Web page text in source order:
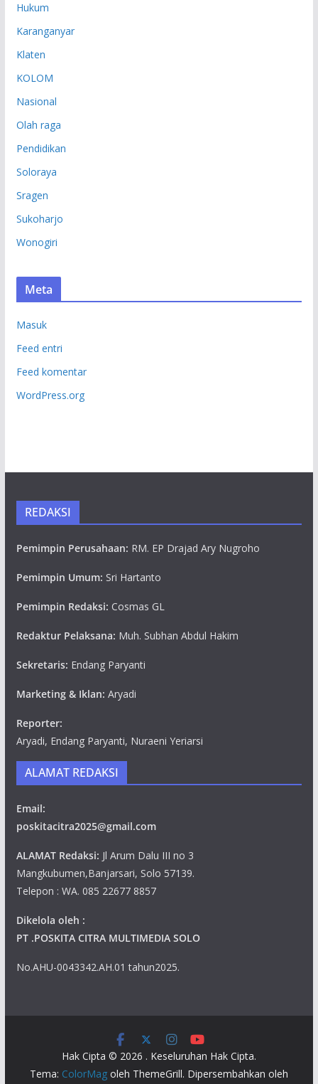
Hukum
Karanganyar
Klaten
KOLOM
Nasional
Olah raga
Pendidikan
Soloraya
Sragen
Sukoharjo
Wonogiri
Meta
Masuk
Feed entri
Feed komentar
WordPress.org
REDAKSI
Pemimpin Perusahaan: RM. EP Drajad Ary Nugroho
Pemimpin Umum: Sri Hartanto
Pemimpin Redaksi: Cosmas GL
Redaktur Pelaksana: Muh. Subhan Abdul Hakim
Sekretaris: Endang Paryanti
Marketing & Iklan: Aryadi
Reporter:
Aryadi, Endang Paryanti, Nuraeni Yeriarsi
ALAMAT REDAKSI
Email:
poskitacitra2025@gmail.com
ALAMAT Redaksi: Jl Arum Dalu III no 3
Mangkubumen,Banjarsari, Solo 57139.
Telepon : WA. 085 22677 8857
Dikelola oleh :
PT .POSKITA CITRA MULTIMEDIA SOLO
No.AHU-0043342.AH.01 tahun2025.
Hak Cipta © 2026 . Keseluruhan Hak Cipta.
Tema: ColorMagoleh ThemeGrill. Dipersembahkan oleh